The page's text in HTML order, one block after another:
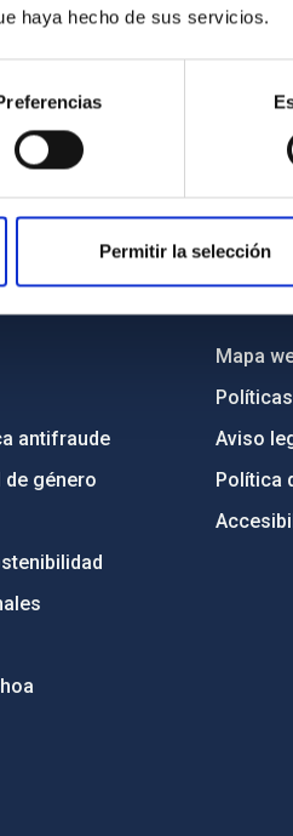
haya hecho de sus servicios.
Permitir la selección
antifraude
de género
Mapa
Aviso
Política